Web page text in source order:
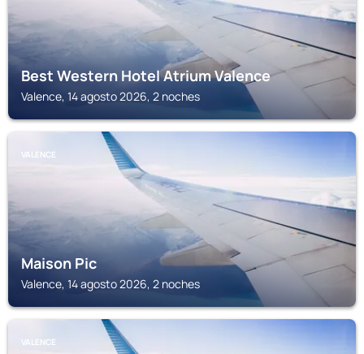
Best Western Hotel Atrium Valence
Valence, 14 agosto 2026, 2 noches
VALENCE
Maison Pic
Valence, 14 agosto 2026, 2 noches
VALENCE